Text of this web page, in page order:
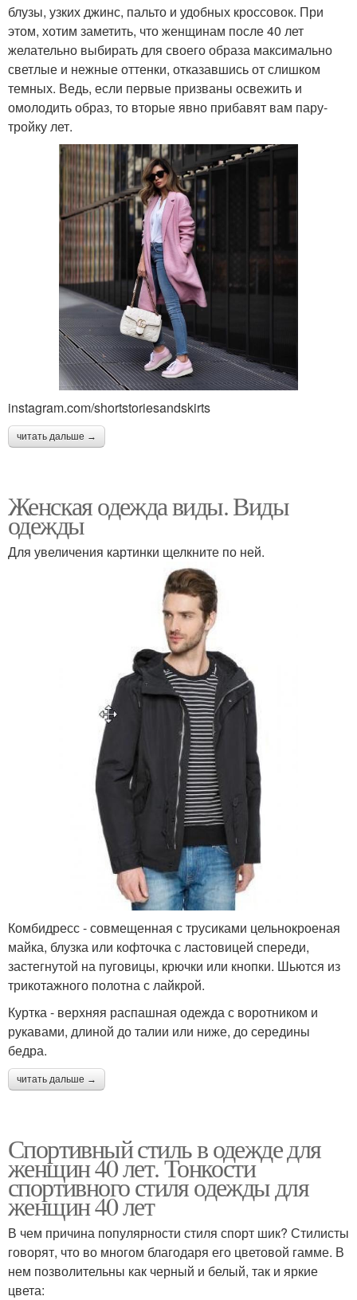
блузы, узких джинс, пальто и удобных кроссовок. При
этом, хотим заметить, что женщинам после 40 лет
желательно выбирать для своего образа максимально
светлые и нежные оттенки, отказавшись от слишком
темных. Ведь, если первые призваны освежить и
омолодить образ, то вторые явно прибавят вам пару-
тройку лет.
instagram.com/shortstoriesandskirts
читать дальше →
Женская одежда виды. Виды
одежды
Для увеличения картинки щелкните по ней.
Комбидресс - совмещенная с трусиками цельнокроеная
майка, блузка или кофточка с ластовицей спереди,
застегнутой на пуговицы, крючки или кнопки. Шьются из
трикотажного полотна с лайкрой.
Куртка - верхняя распашная одежда с воротником и
рукавами, длиной до талии или ниже, до середины
бедра.
читать дальше →
Спортивный стиль в одежде для
женщин 40 лет. Тонкости
спортивного стиля одежды для
женщин 40 лет
В чем причина популярности стиля спорт шик? Стилисты
говорят, что во многом благодаря его цветовой гамме. В
нем позволительны как черный и белый, так и яркие
цвета: